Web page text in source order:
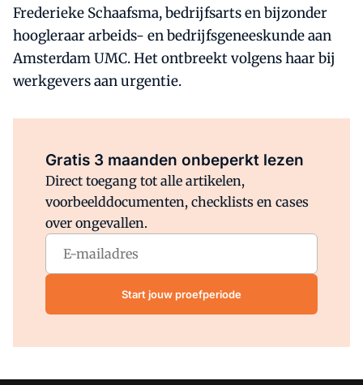
Frederieke Schaafsma, bedrijfsarts en bijzonder
hoogleraar arbeids- en bedrijfsgeneeskunde aan
Amsterdam UMC. Het ontbreekt volgens haar bij
werkgevers aan urgentie.
Gratis 3 maanden onbeperkt lezen
Direct toegang tot alle artikelen,
voorbeelddocumenten, checklists en cases
over ongevallen.
Start jouw proefperiode